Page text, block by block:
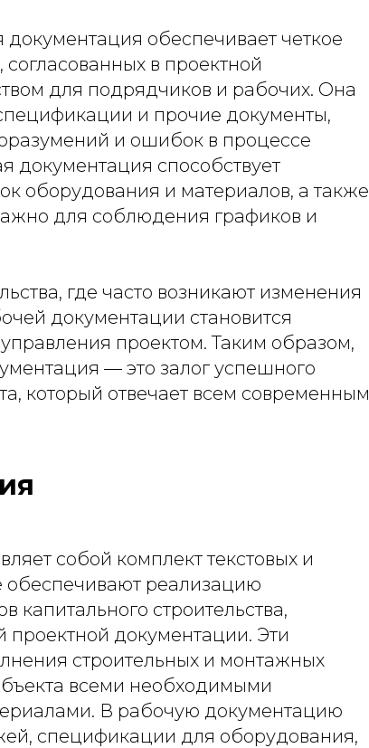
обеспечивает четкое
в проектной
для подрядчиков и рабочих. Она
и прочие документы,
и ошибок в процессе
документация способствует
оборудования и материалов, а также
для соблюдения графиков и
где часто возникают изменения
документации становится
проектом. Таким образом,
— это залог успешного
который отвечает всем современным
собой комплект текстовых и
обеспечивают реализацию
капитального строительства,
документации. Эти
строительных и монтажных
всеми необходимыми
В рабочую документацию
спецификации для оборудования,